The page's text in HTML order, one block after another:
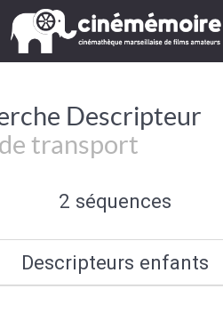
Descripteur
transport
2 séquences
Descripteurs enfants